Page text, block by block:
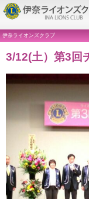
伊奈ライオンズクラブ
3/12(土）第3回